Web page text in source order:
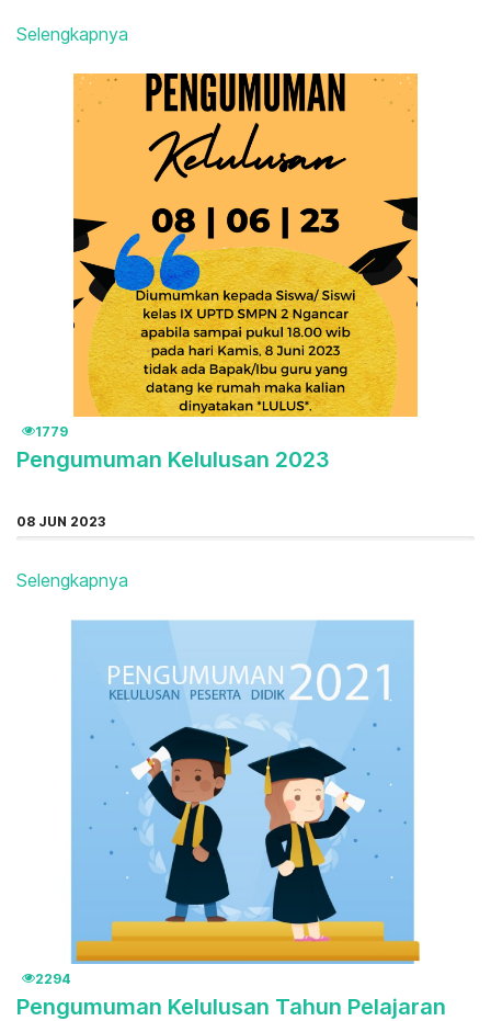
Selengkapnya
1779
Pengumuman Kelulusan 2023
08 JUN 2023
Selengkapnya
2294
Pengumuman Kelulusan Tahun Pelajaran